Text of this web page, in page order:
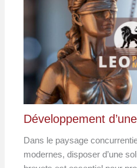
Développement
Dans le paysage
modernes, disposer d’une